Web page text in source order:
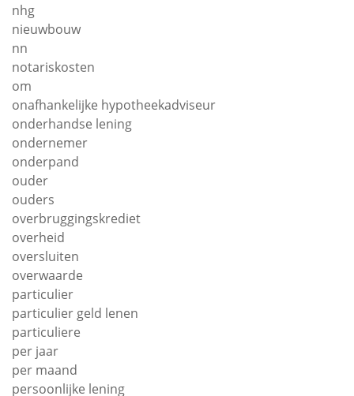
nhg
nieuwbouw
nn
notariskosten
om
onafhankelijke hypotheekadviseur
onderhandse lening
ondernemer
onderpand
ouder
ouders
overbruggingskrediet
overheid
oversluiten
overwaarde
particulier
particulier geld lenen
particuliere
per jaar
per maand
persoonlijke lening